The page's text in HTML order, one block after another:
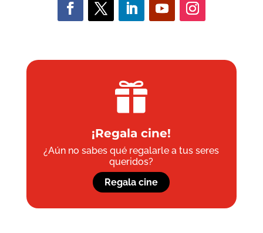

¡Regala cine!
¿Aún no sabes qué regalarle a tus seres
queridos?
Regala cine